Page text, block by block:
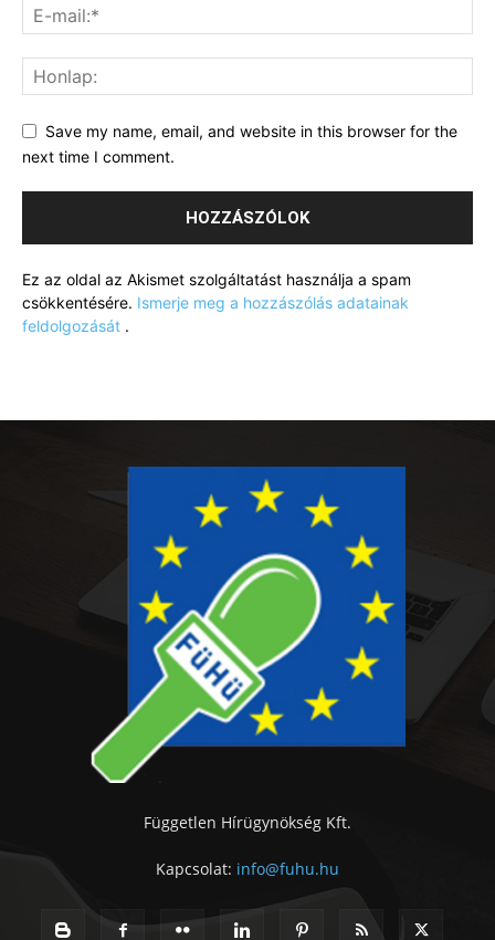
Save my name, email, and website in this browser for the
next time I comment.
Ez az oldal az Akismet szolgáltatást használja a spam
csökkentésére. Ismerje meg a hozzászólás adatainak
feldolgozását .
Független Hírügynökség Kft.
Kapcsolat: info@fuhu.hu